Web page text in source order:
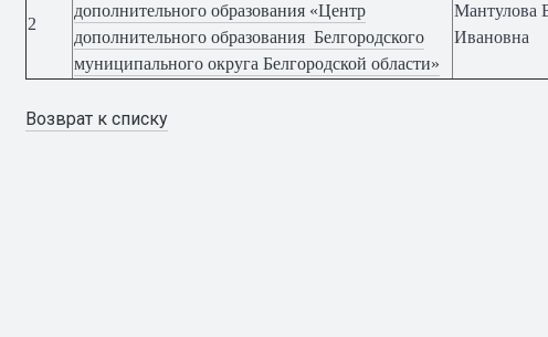
2
дополнительного образования «Центр
дополнительного образования Белгородского
муниципального округа Белгородской области»
Мантулова
Ивановна
Возврат к списку